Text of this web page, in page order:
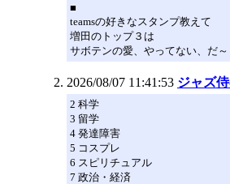
■
teamsの好きなスタンプ教えて
増田のトップ３は
サボテンの愛、やってない、だ～
2026/08/07 11:41:53 ジャズ
2 科学
3 留学
4 発達障害
5 コスプレ
6 スピリチュアル
7 政治・経済